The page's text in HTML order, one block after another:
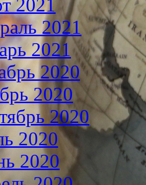
2021
2021
2021
2020
2020
2020
2020
2020